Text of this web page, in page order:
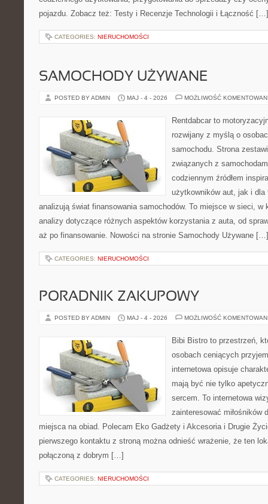
pojazdu. Zobacz też: Testy i Recenzje Technologii i Łączność […]
CATEGORIES: NIERUCHOMOŚCI
SAMOCHODY UŻYWANE
POSTED BY ADMIN MAJ - 4 - 2026 MOŻLIWOŚĆ
Rentdabcar to
rozwijany z myślą o
samochodu. Strona
związanych z
codziennym źródłem
użytkowników aut, jak i
analizują świat finansowania samochodów. To miejsce w sieci, w
analizy dotyczące różnych aspektów korzystania z auta, od
aż po finansowanie. Nowości na stronie Samochody Używane […]
CATEGORIES: NIERUCHOMOŚCI
PORADNIK ZAKUPOWY
POSTED BY ADMIN MAJ - 4 - 2026 MOŻLIWOŚĆ
Bibi Bistro to przestrzeń,
osobach ceniących
internetowa opisuje
mają być nie tylko
sercem. To internetowa
zainteresować miłośników
miejsca na obiad. Polecam Eko Gadżety i Akcesoria i Drugie
pierwszego kontaktu z stroną można odnieść wrażenie, że ten
połączoną z dobrym […]
CATEGORIES: NIERUCHOMOŚCI